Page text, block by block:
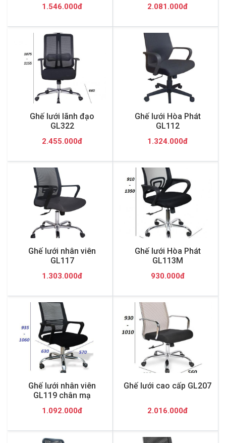
1.546.000đ 2.081.000đ
Ghế lưới lãnh đạo
GL322
2.455.000đ
Ghế lưới Hòa Phát
GL112
1.324.000đ
Ghế lưới nhân viên
GL117
1.303.000đ
Ghế lưới Hòa Phát
GL113M
930.000đ
Ghế lưới nhân viên
GL119 chân mạ
1.092.000đ
Ghế lưới cao cấp GL207
2.016.000đ